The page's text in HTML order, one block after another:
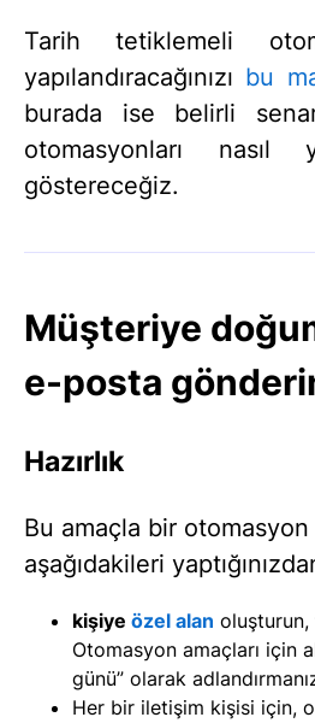
Tarih tetiklemeli
yapılandıracağınızı bu
burada ise belirli
otomasyonları nasıl
göstereceğiz.
Müşteriye
e-posta
Hazırlık
Bu amaçla bir
aşağıdakileri
kişiye özel alan oluşturun,
Otomasyon amaçları için
günü” olarak
Her bir iletişim kişisi için,